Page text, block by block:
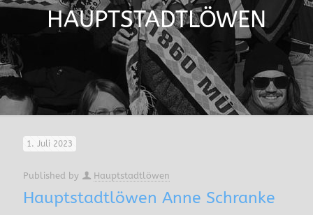
HAUPTSTADTLÖWEN
1. Juli 2023
Published by Hauptstadtlöwen
Hauptstadtlöwen Anne Schranke